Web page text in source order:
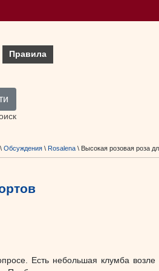
Правила
Обсуждения \ Rosalena \ Высокая розовая роза
Есть небольшая клумба возле